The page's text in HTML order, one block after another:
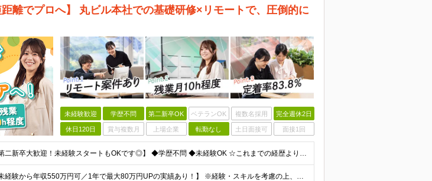
距離でプロへ】 丸ビル本社での基礎研修×リモートで、圧倒的に
未経験歓迎 学歴不問 第二新卒OK ベテランOK 複数名採用 完全週休2日
休日120日 賞与複数月 上場企業 転勤なし 土日面接可 面接1回
【第二新卒大歓迎！未経験スタートもOKです◎】 ◆学歴不問 ◆未経験OK ☆これまでの経歴よりも「これから」を重視します！ ☆文系・理系、前職の雇用形態は一切問いません！ ＼先輩たちの前職もさまざ
【未経験から年収550万円可／1年で最大80万円UPの実績あり！】 ※経験・スキルを考慮の上、決定いたします。 【月給】27万円〜29万円 ※上記には固定残業代（月25時間分／4万5,000円〜4万